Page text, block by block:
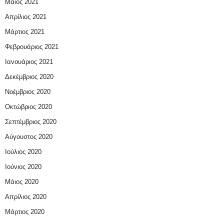
Μάιος 2021
Απρίλιος 2021
Μάρτιος 2021
Φεβρουάριος 2021
Ιανουάριος 2021
Δεκέμβριος 2020
Νοέμβριος 2020
Οκτώβριος 2020
Σεπτέμβριος 2020
Αύγουστος 2020
Ιούλιος 2020
Ιούνιος 2020
Μάιος 2020
Απρίλιος 2020
Μάρτιος 2020